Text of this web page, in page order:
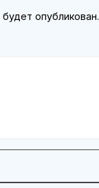
опубликован.